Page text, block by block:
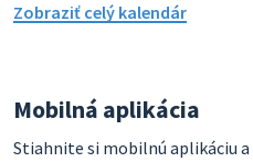
Zobraziť celý kalendár
Mobilná aplikácia
Stiahnite si mobilnú aplikáciu